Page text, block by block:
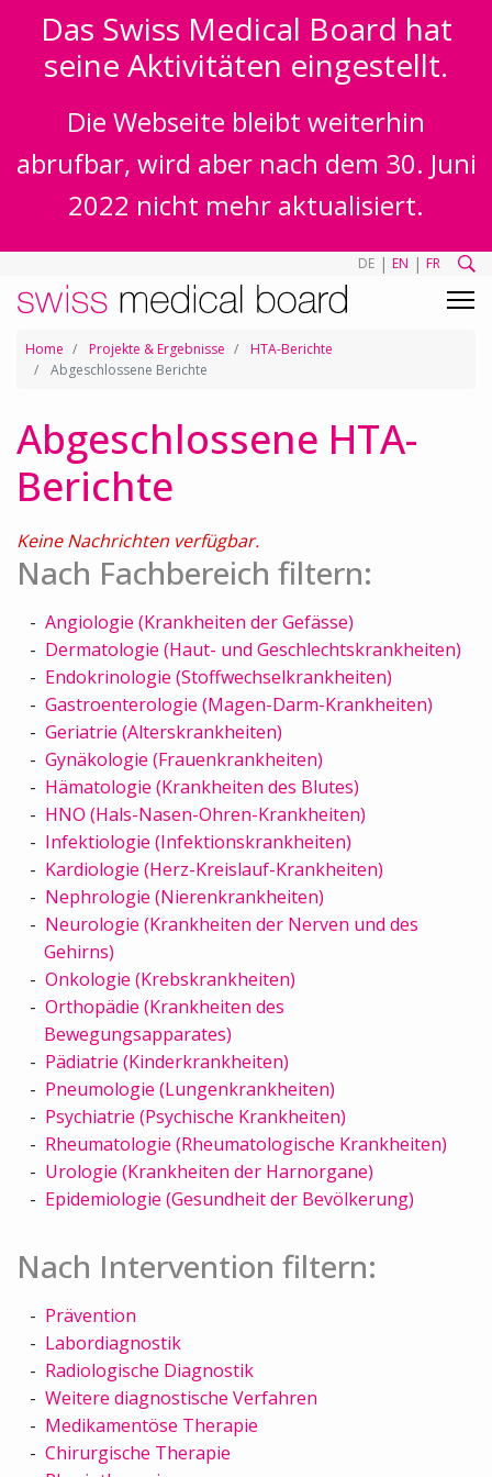
Das Swiss Medical Board hat
seine Aktivitäten eingestellt.
Die Webseite bleibt weiterhin
abrufbar, wird aber nach dem 30. Juni
2022 nicht mehr aktualisiert.
DE | EN | FR
Home Projekte & Ergebnisse
HTA-Berichte
Abgeschlossene Berichte
Abgeschlossene HTA-
Berichte
Keine Nachrichten verfügbar.
Nach Fachbereich filtern:
Angiologie (Krankheiten der Gefässe)
Dermatologie (Haut- und Geschlechtskrankheiten)
Endokrinologie (Stoffwechselkrankheiten)
Gastroenterologie (Magen-Darm-Krankheiten)
Geriatrie (Alterskrankheiten)
Gynäkologie (Frauenkrankheiten)
Hämatologie (Krankheiten des Blutes)
HNO (Hals-Nasen-Ohren-Krankheiten)
Infektiologie (Infektionskrankheiten)
Kardiologie (Herz-Kreislauf-Krankheiten)
Nephrologie (Nierenkrankheiten)
Neurologie (Krankheiten der Nerven und des
Gehirns)
Onkologie (Krebskrankheiten)
Orthopädie (Krankheiten des
Bewegungsapparates)
Pädiatrie (Kinderkrankheiten)
Pneumologie (Lungenkrankheiten)
Psychiatrie (Psychische Krankheiten)
Rheumatologie (Rheumatologische Krankheiten)
Urologie (Krankheiten der Harnorgane)
Epidemiologie (Gesundheit der Bevölkerung)
Nach Intervention filtern:
Prävention
Labordiagnostik
Radiologische Diagnostik
Weitere diagnostische Verfahren
Medikamentöse Therapie
Chirurgische Therapie